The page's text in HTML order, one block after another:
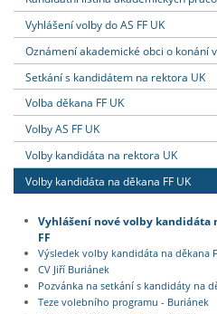
Vyhlášení volby do AS FF UK
Oznámení akademické obci o konání
Setkání s kandidátem na rektora UK
Volba děkana FF UK
Volby AS FF UK
Volby kandidáta na rektora UK
Volby kandidáta na děkana FF UK
Vyhlášení nové volby kandidáta
FF
Výsledek volby kandidáta na děkana
CV Jiří Buriánek
Pozvánka na setkání s kandidáty na
Teze volebního programu - Buriánek